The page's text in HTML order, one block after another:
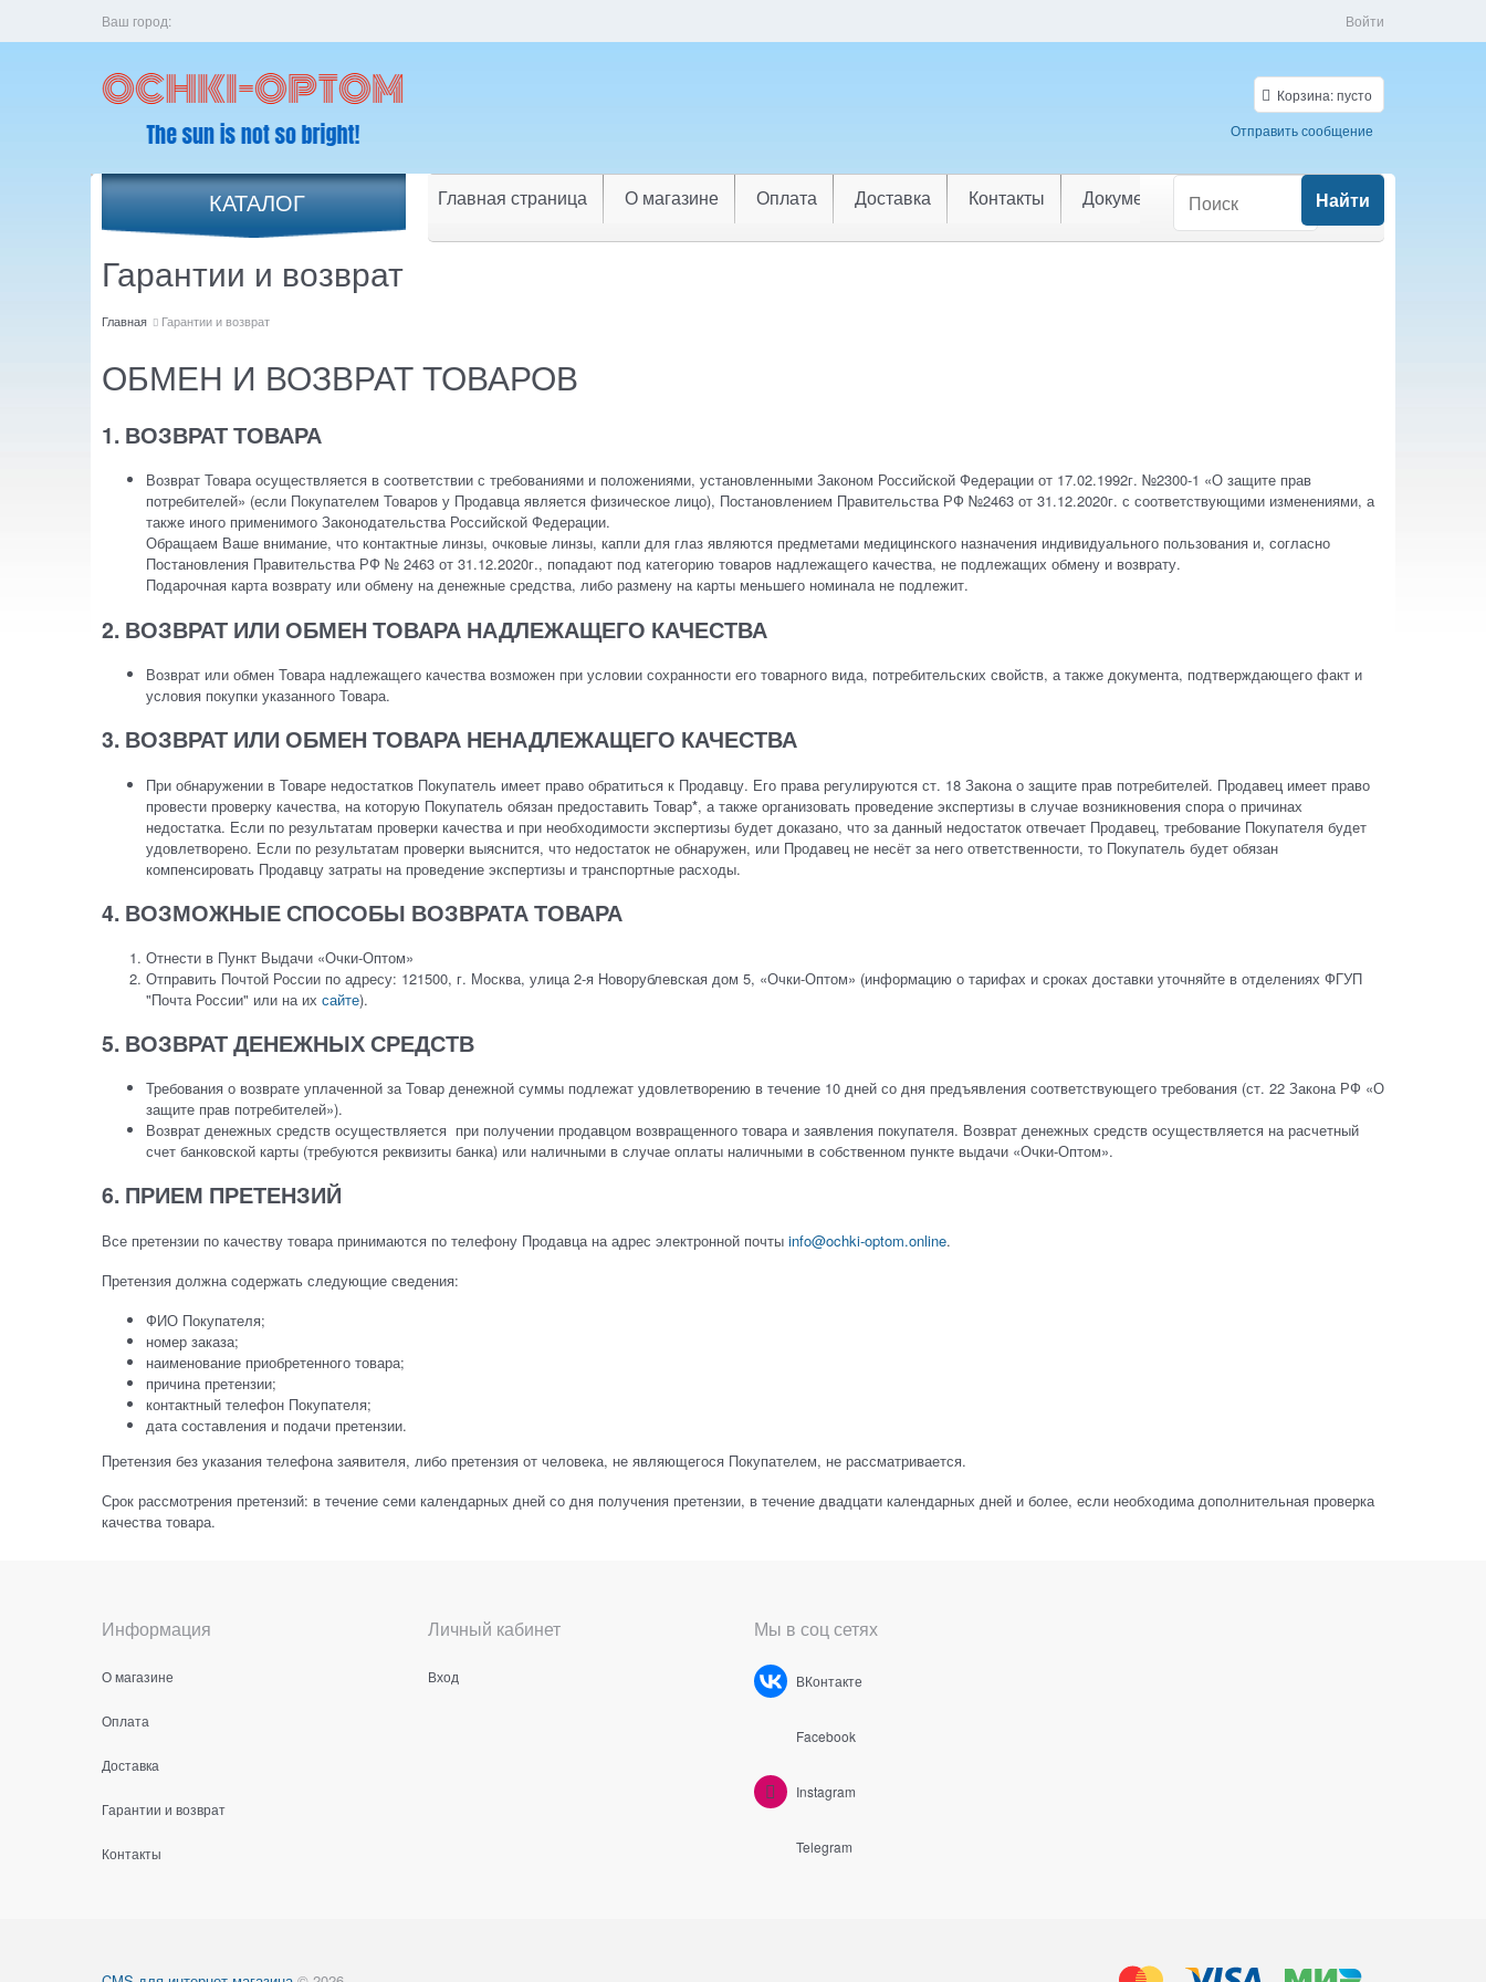
Ваш город: Войти
Корзина:пусто
Отправить сообщение
КАТАЛОГ Главная страница О магазине Оплата Доставка Контакты Документы Найти
Гарантии и возврат
Главная Гарантии и возврат
ОБМЕН И ВОЗВРАТ ТОВАРОВ
1. ВОЗВРАТ ТОВАРА
Возврат Товара осуществляется в соответствии с требованиями и положениями, установленными Законом Российской Федерации от 17.02.1992г. №2300-1 «О защите прав
потребителей» (если Покупателем Товаров у Продавца является физическое лицо), Постановлением Правительства РФ №2463 от 31.12.2020г. с соответствующими изменениями, а
также иного применимого Законодательства Российской Федерации.
Обращаем Ваше внимание, что контактные линзы, очковые линзы, капли для глаз являются предметами медицинского назначения индивидуального пользования и, согласно
Постановления Правительства РФ № 2463 от 31.12.2020г., попадают под категорию товаров надлежащего качества, не подлежащих обмену и возврату.
Подарочная карта возврату или обмену на денежные средства, либо размену на карты меньшего номинала не подлежит.
2. ВОЗВРАТ ИЛИ ОБМЕН ТОВАРА НАДЛЕЖАЩЕГО КАЧЕСТВА
Возврат или обмен Товара надлежащего качества возможен при условии сохранности его товарного вида, потребительских свойств, а также документа, подтверждающего факт и
условия покупки указанного Товара.
3. ВОЗВРАТ ИЛИ ОБМЕН ТОВАРА НЕНАДЛЕЖАЩЕГО КАЧЕСТВА
При обнаружении в Товаре недостатков Покупатель имеет право обратиться к Продавцу. Его права регулируются ст. 18 Закона о защите прав потребителей. Продавец имеет право
провести проверку качества, на которую Покупатель обязан предоставить Товар*, а также организовать проведение экспертизы в случае возникновения спора о причинах
недостатка. Если по результатам проверки качества и при необходимости экспертизы будет доказано, что за данный недостаток отвечает Продавец, требование Покупателя будет
удовлетворено. Если по результатам проверки выяснится, что недостаток не обнаружен, или Продавец не несёт за него ответственности, то Покупатель будет обязан
компенсировать Продавцу затраты на проведение экспертизы и транспортные расходы.
4. ВОЗМОЖНЫЕ СПОСОБЫ ВОЗВРАТА ТОВАРА
Отнести в Пункт Выдачи «Очки-Оптом»
Отправить Почтой России по адресу: 121500, г. Москва, улица 2-я Новорублевская дом 5, «Очки-Оптом» (информацию о тарифах и сроках доставки уточняйте в отделениях ФГУП
"Почта России" или на их сайте).
5. ВОЗВРАТ ДЕНЕЖНЫХ СРЕДСТВ
Требования о возврате уплаченной за Товар денежной суммы подлежат удовлетворению в течение 10 дней со дня предъявления соответствующего требования (ст. 22 Закона РФ «О
защите прав потребителей»).
Возврат денежных средств осуществляется при получении продавцом возвращенного товара и заявления покупателя. Возврат денежных средств осуществляется на расчетный
счет банковской карты (требуются реквизиты банка) или наличными в случае оплаты наличными в собственном пункте выдачи «Очки-Оптом».
6. ПРИЕМ ПРЕТЕНЗИЙ
Все претензии по качеству товара принимаются по телефону Продавца на адрес электронной почты info@ochki-optom.online.
Претензия должна содержать следующие сведения:
ФИО Покупателя;
номер заказа;
наименование приобретенного товара;
причина претензии;
контактный телефон Покупателя;
дата составления и подачи претензии.
Претензия без указания телефона заявителя, либо претензия от человека, не являющегося Покупателем, не рассматривается.
Срок рассмотрения претензий: в течение семи календарных дней со дня получения претензии, в течение двадцати календарных дней и более, если необходима дополнительная проверка
качества товара.
Информация
О магазине
Оплата
Доставка
Гарантии и возврат
Контакты
Личный кабинет
Вход
Мы в соц сетях
ВКонтакте
Facebook
Instagram
Telegram